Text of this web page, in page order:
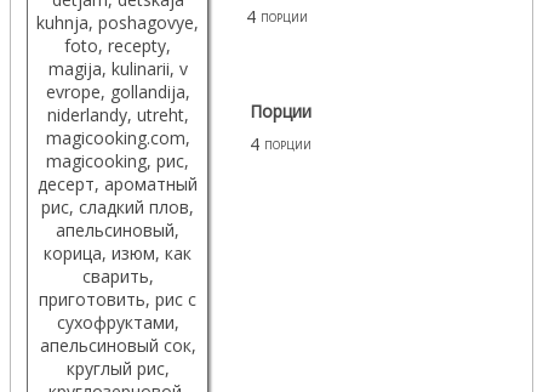
4 порции
Порции
4 порции